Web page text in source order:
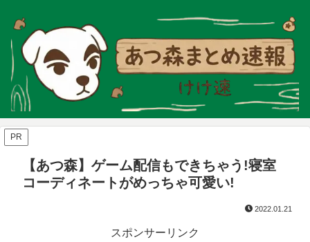
PR
【あつ森】ゲーム配信もできちゃう!寝室
コーディネートがめっちゃ可愛い!
2022.01.21
スポンサーリンク